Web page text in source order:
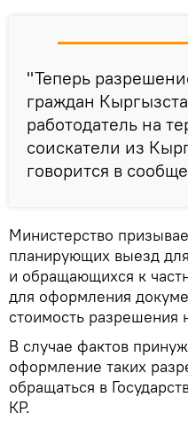
"Теперь
граждан
работодатель на
соискатели из
говорится в
Министерство
планирующих выезд
и обращающихся к
для оформления
стоимость разрешения
В случае фактов
оформление таких
обращаться в
КР.